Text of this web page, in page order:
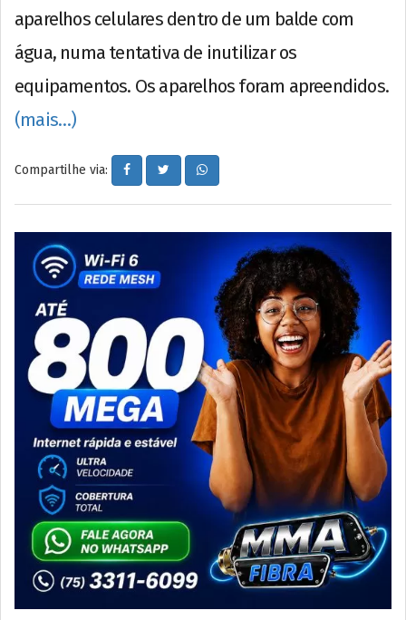
aparelhos celulares dentro de um balde com
água, numa tentativa de inutilizar os
equipamentos. Os aparelhos foram apreendidos.
(mais…)
Compartilhe via: